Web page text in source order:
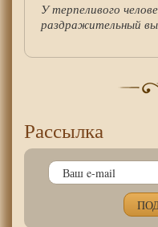
У терпеливого
раздражительный
Рассылка